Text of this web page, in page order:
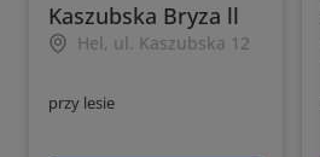
Kaszubska Bryza ll
Hel, ul. Kaszubska 12
przy lesie